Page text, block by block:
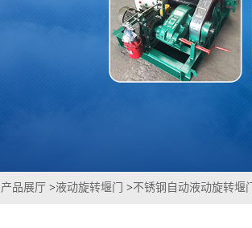
产品展厅 >液动旋转堰门 >不锈钢自动液动旋转堰门